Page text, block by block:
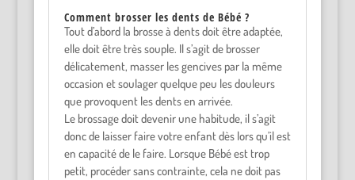
Comment brosser les dents de Bébé ?
Tout d’abord la brosse à dents doit être adaptée,
elle doit être très souple. Il s’agit de brosser
délicatement, masser les gencives par la même
occasion et soulager quelque peu les douleurs
que provoquent les dents en arrivée.
Le brossage doit devenir une habitude, il s’agit
donc de laisser faire votre enfant dès lors qu’il est
en capacité de le faire. Lorsque Bébé est trop
petit, procéder sans contrainte, cela ne doit pas